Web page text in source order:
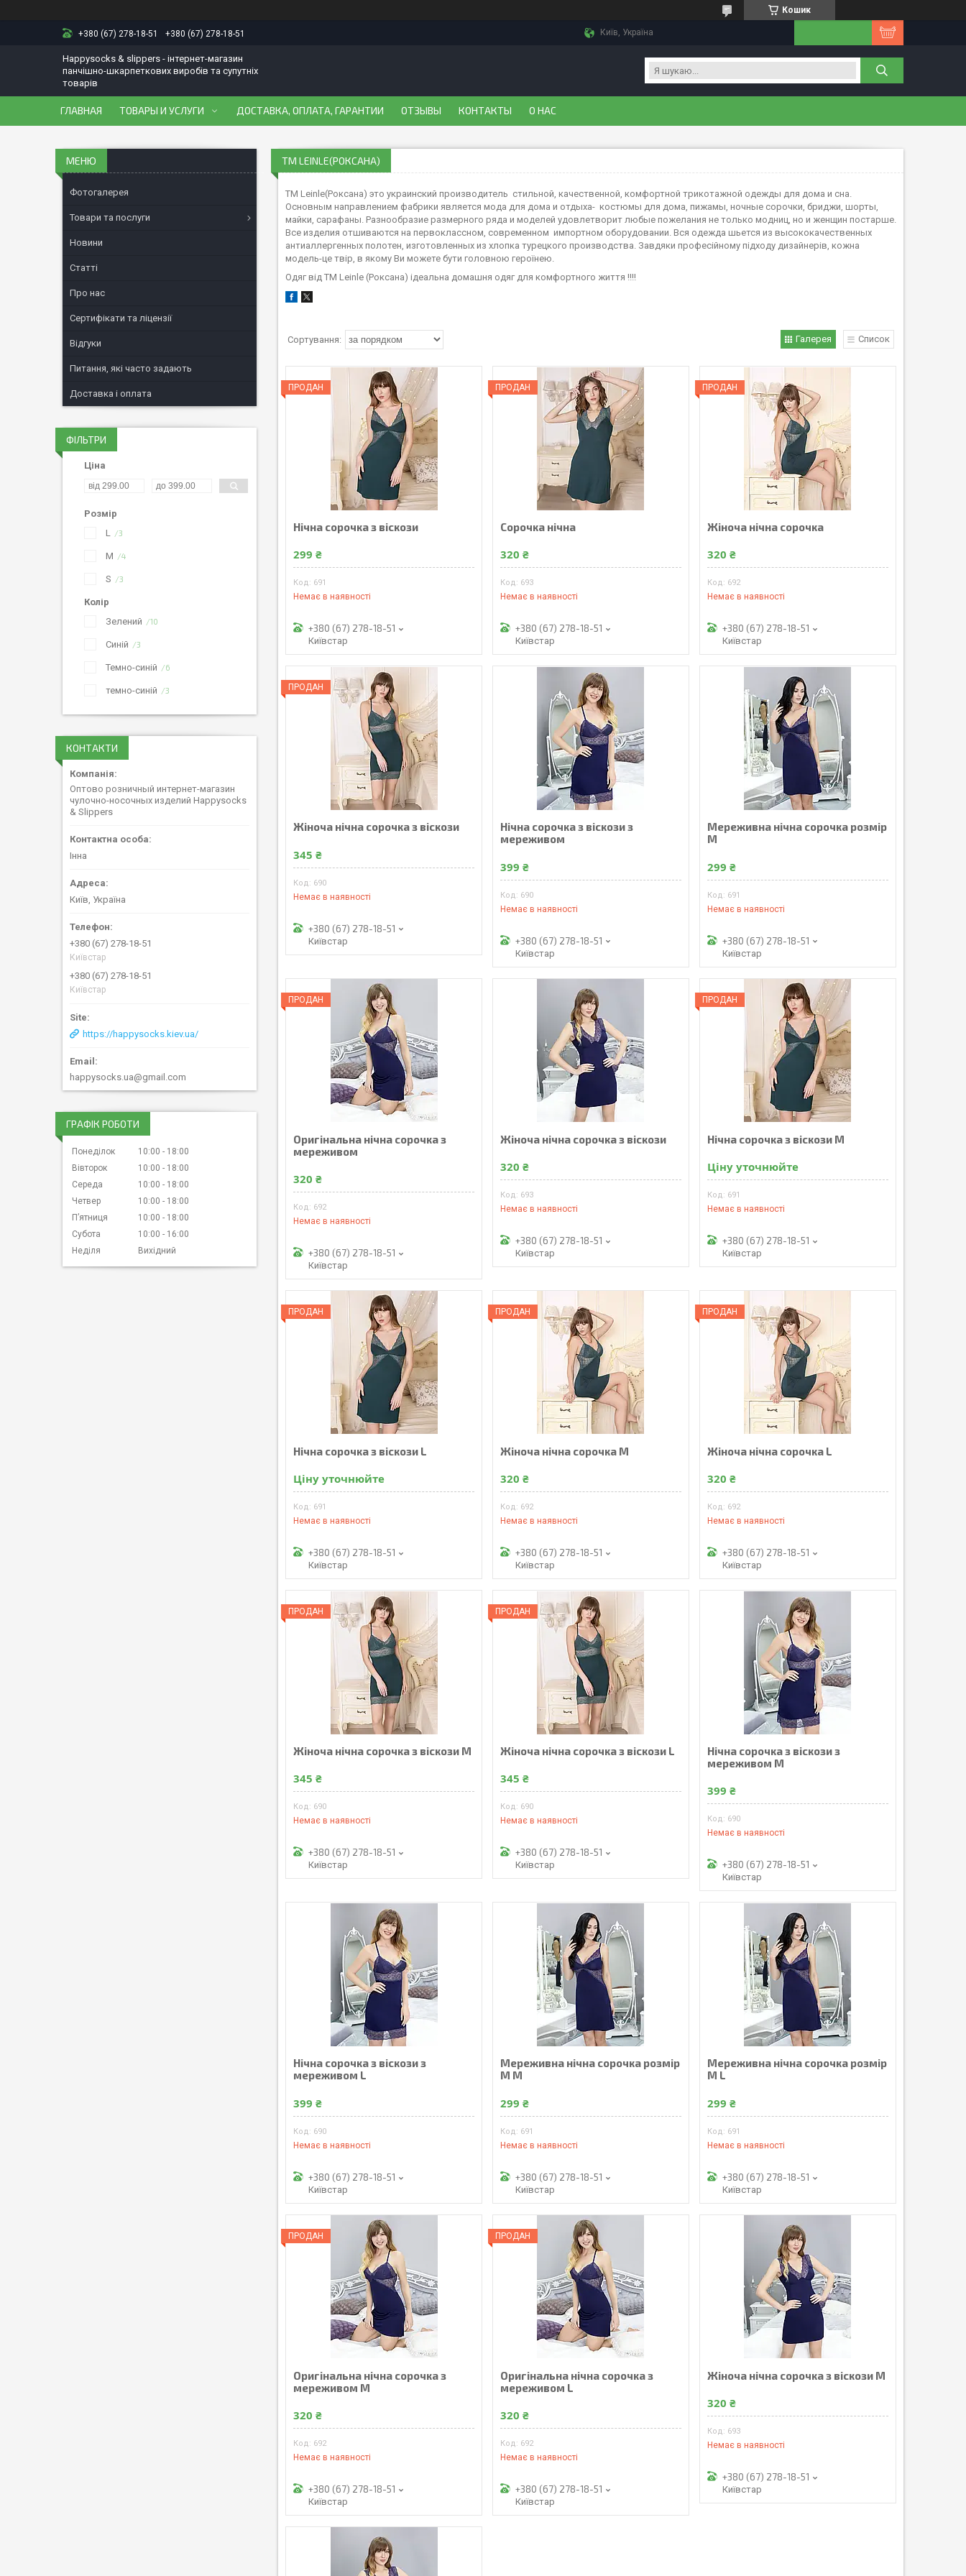
Кошик
+380 (67) 278-18-51 +380 (67) 278-18-51 Київ, Україна
Happysocks & slippers - інтернет-магазин
панчішно-шкарпеткових виробів та супутніх
товарів
ГЛАВНАЯ ТОВАРЫ И УСЛУГИ ДОСТАВКА, ОПЛАТА, ГАРАНТИИ ОТЗЫВЫ КОНТАКТЫ О НАС
ТМ LEINLE(РОКСАНА)
ТМ Leinle(Роксана) это украинский производитель стильной, качественной, комфортной трикотажной одежды для дома и сна.
Основным направлением фабрики является мода для дома и отдыха- костюмы для дома, пижамы, ночные сорочки, бриджи, шорты,
майки, сарафаны. Разнообразие размерного ряда и моделей удовлетворит любые пожелания не только модниц, но и женщин постарше.
Все изделия отшиваются на первоклассном, современном импортном оборудовании. Вся одежда шьется из высококачественных
антиаллергенных полотен, изготовленных из хлопка турецкого производства. Завдяки професійному підходу дизайнерів, кожна
модель-це твір, в якому Ви можете бути головною героїнею.
Одяг від ТМ Leinle (Роксана) ідеальна домашня одяг для комфортного життя !!!!
Галерея Список
ПРОДАН
Нічна сорочка з віскози
299 ₴
691
Немає в наявності
+380 (67) 278-18-51
Київстар
ПРОДАН
Сорочка нічна
320 ₴
693
Немає в наявності
+380 (67) 278-18-51
Київстар
ПРОДАН
Жіноча нічна сорочка
320 ₴
692
Немає в наявності
+380 (67) 278-18-51
Київстар
ПРОДАН
Жіноча нічна сорочка з віскози
345 ₴
690
Немає в наявності
+380 (67) 278-18-51
Київстар
Нічна сорочка з віскози з
мереживом
399 ₴
690
Немає в наявності
+380 (67) 278-18-51
Київстар
Мереживна нічна сорочка розмір
М
299 ₴
691
Немає в наявності
+380 (67) 278-18-51
Київстар
ПРОДАН
Оригінальна нічна сорочка з
мереживом
320 ₴
692
Немає в наявності
+380 (67) 278-18-51
Київстар
Жіноча нічна сорочка з віскози
320 ₴
693
Немає в наявності
+380 (67) 278-18-51
Київстар
ПРОДАН
Нічна сорочка з віскози M
Ціну уточнюйте
691
Немає в наявності
+380 (67) 278-18-51
Київстар
ПРОДАН
Нічна сорочка з віскози L
Ціну уточнюйте
691
Немає в наявності
+380 (67) 278-18-51
Київстар
ПРОДАН
Жіноча нічна сорочка M
320 ₴
692
Немає в наявності
+380 (67) 278-18-51
Київстар
ПРОДАН
Жіноча нічна сорочка L
320 ₴
692
Немає в наявності
+380 (67) 278-18-51
Київстар
ПРОДАН
Жіноча нічна сорочка з віскози M
345 ₴
690
Немає в наявності
+380 (67) 278-18-51
Київстар
ПРОДАН
Жіноча нічна сорочка з віскози L
345 ₴
690
Немає в наявності
+380 (67) 278-18-51
Київстар
Нічна сорочка з віскози з
мереживом M
399 ₴
690
Немає в наявності
+380 (67) 278-18-51
Київстар
Нічна сорочка з віскози з
мереживом L
399 ₴
690
Немає в наявності
+380 (67) 278-18-51
Київстар
Мереживна нічна сорочка розмір
М M
299 ₴
691
Немає в наявності
+380 (67) 278-18-51
Київстар
Мереживна нічна сорочка розмір
М L
299 ₴
691
Немає в наявності
+380 (67) 278-18-51
Київстар
ПРОДАН
Оригінальна нічна сорочка з
мереживом M
320 ₴
692
Немає в наявності
+380 (67) 278-18-51
Київстар
ПРОДАН
Оригінальна нічна сорочка з
мереживом L
320 ₴
692
Немає в наявності
+380 (67) 278-18-51
Київстар
Жіноча нічна сорочка з віскози M
320 ₴
693
Немає в наявності
+380 (67) 278-18-51
Київстар
Фотогалерея
Товари та послуги
Новини
Статті
Про нас
Сертифікати та ліцензії
Відгуки
Питання, які часто задають
Доставка і оплата
ФІЛЬТРИ
Ціна
Розмір
L
3
M 4
S 3
Колір
Зелений
10
Синій 3
Темно-синій 6
темно-синій 3
КОНТАКТИ
Оптово розничный интернет-магазин
чулочно-носочных изделий Happysocks
& Slippers
Інна
Київ, Україна
+380 (67) 278-18-51
Київстар
+380 (67) 278-18-51
Київстар
https://happysocks.kiev.ua/
happysocks.ua@gmail.com
ГРАФІК РОБОТИ
Понеділок 10:00
18:00
Вівторок
10:00
18:00
Середа
10:00
18:00
Четвер
10:00
18:00
Пʼятниця
10:00
18:00
Субота
10:00
16:00
Неділя
Вихідний